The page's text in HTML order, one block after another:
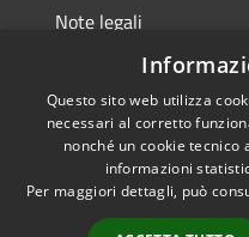
Note legali
Dichiarazione di
RSS
Accessibilità
Questo sito web utilizza
necessari al corretto
nonché un cookie
informazioni
Per maggiori dettagli, può